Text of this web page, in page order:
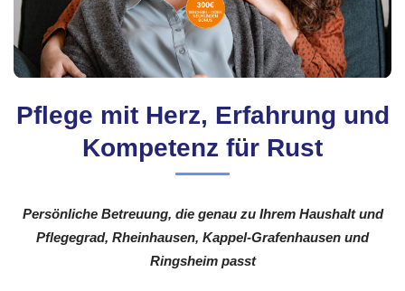
Pflege mit Herz, Erfahrung und
Kompetenz für Rust
Persönliche Betreuung, die genau zu Ihrem Haushalt und
Pflegegrad, Rheinhausen, Kappel-Grafenhausen und
Ringsheim passt